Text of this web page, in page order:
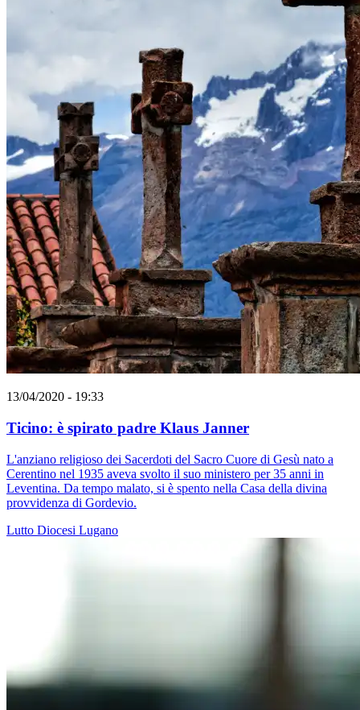
13/04/2020 - 19:33
Ticino: è spirato padre Klaus Janner
L'anziano religioso dei Sacerdoti del Sacro Cuore di Gesù nato a
Cerentino nel 1935 aveva svolto il suo ministero per 35 anni in
Leventina. Da tempo malato, si è spento nella Casa della divina
provvidenza di Gordevio.
Lutto Diocesi Lugano